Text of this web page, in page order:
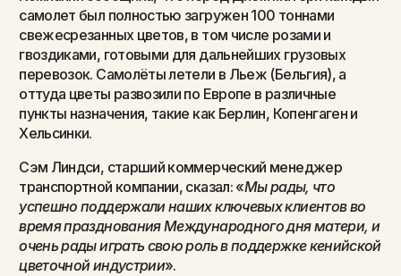
самолет был полностью загружен 100 тоннами
свежесрезанных цветов, в том числе розами и
гвоздиками, готовыми для дальнейших грузовых
перевозок. Самолёты летели в Льеж (Бельгия), а
оттуда цветы развозили по Европе в различные
пункты назначения, такие как Берлин, Копенгаген и
Хельсинки.
Сэм Линдси, старший коммерческий менеджер
транспортной компании, сказал: «Мы рады, что
успешно поддержали наших ключевых клиентов во
время празднования Международного дня матери, и
очень рады играть свою роль в поддержке кенийской
цветочной индустрии».